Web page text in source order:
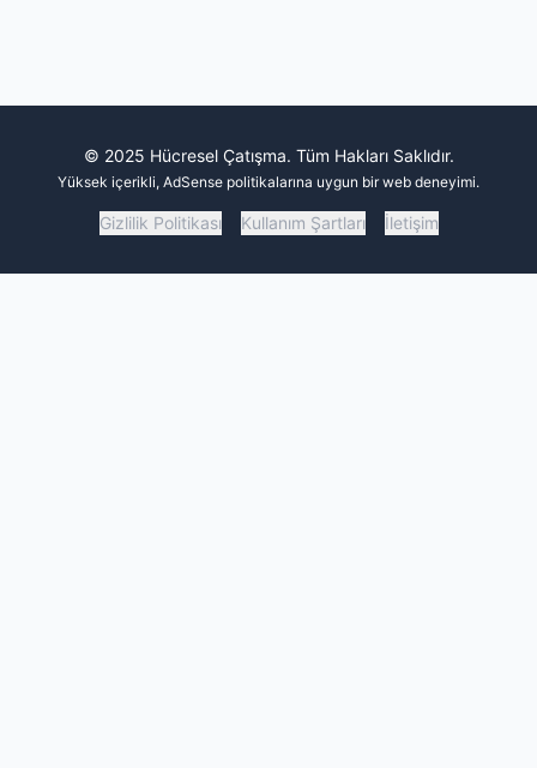
© 2025 Hücresel Çatışma. Tüm Hakları Saklıdır.
Yüksek içerikli, AdSense politikalarına uygun bir web deneyimi.
Gizlilik Politikası Kullanım Şartları İletişim